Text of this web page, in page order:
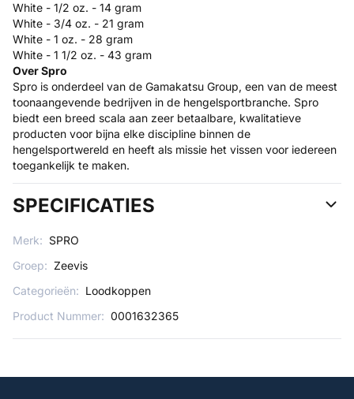
White - 1/2 oz. - 14 gram
White - 3/4 oz. - 21 gram
White - 1 oz. - 28 gram
White - 1 1/2 oz. - 43 gram
Over Spro
Spro is onderdeel van de Gamakatsu Group, een van de meest
toonaangevende bedrijven in de hengelsportbranche. Spro
biedt een breed scala aan zeer betaalbare, kwalitatieve
producten voor bijna elke discipline binnen de
hengelsportwereld en heeft als missie het vissen voor iedereen
toegankelijk te maken.
SPECIFICATIES
Merk: SPRO
Groep: Zeevis
Categorieën: Loodkoppen
Product Nummer: 0001632365